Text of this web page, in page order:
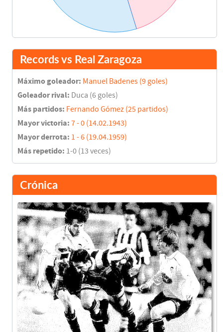
Records vs Real Zaragoza
Máximo goleador: Manuel Badenes (9 goles)
Goleador rival: Duca (6 goles)
Más partidos: Fernando Gómez (25 partidos)
Mayor victoria: 7 - 0 (14.02.1943)
Mayor derrota: 1 - 6 (19.04.1959)
Más repetido: 1-0 (13 veces)
Crónica